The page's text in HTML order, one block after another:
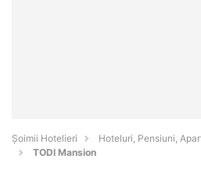
Șoimii Hotelieri
Hoteluri, Pensiuni,
TODI Mansion